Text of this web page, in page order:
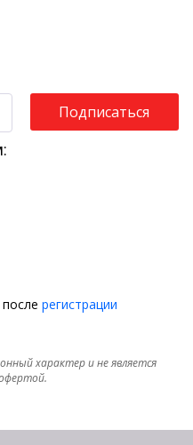
Подписаться
регистрации
характер и не является